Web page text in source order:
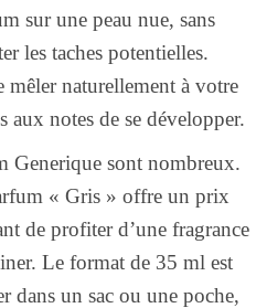
sur une peau nue, sans
les taches potentielles.
mêler naturellement à votre
aux notes de se développer.
Generique sont nombreux.
« Gris » offre un prix
de profiter d’une fragrance
Le format de 35 ml est
dans un sac ou une poche,